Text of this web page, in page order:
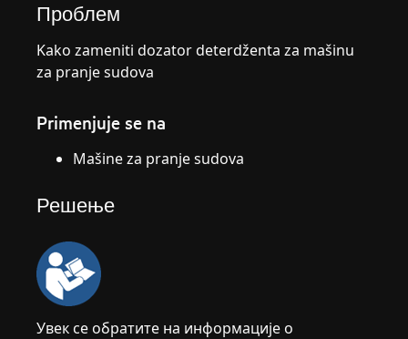
Проблем
Kako zameniti dozator deterdženta za mašinu
za pranje sudova
Primenjuje se na
Mašine za pranje sudova
Решење
Увек се обратите на информације о